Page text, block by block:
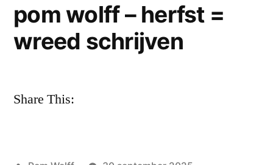
pom wolff – herfst =
wreed schrijven
Share This: